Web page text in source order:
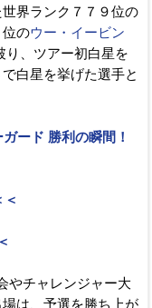
界ランク７７９位の
位のウー・イービン
り、ツアー初白星を
白星を挙げた選手と
ード 勝利の瞬間！
やチャレンジャー大
は、予選を勝ち上が